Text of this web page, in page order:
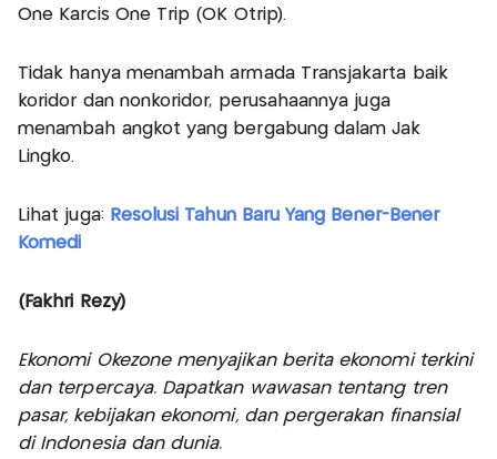
One Karcis One Trip (OK Otrip).
Tidak hanya menambah armada Transjakarta baik
koridor dan nonkoridor, perusahaannya juga
menambah angkot yang bergabung dalam Jak
Lingko.
Lihat juga: Resolusi Tahun Baru Yang Bener-Bener
Komedi
(Fakhri Rezy)
Ekonomi Okezone menyajikan berita ekonomi terkini
dan terpercaya. Dapatkan wawasan tentang tren
pasar, kebijakan ekonomi, dan pergerakan finansial
di Indonesia dan dunia.